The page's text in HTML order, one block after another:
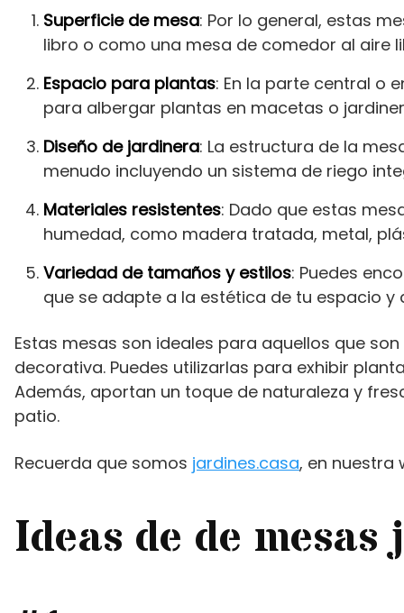
Superficie de mesa: Por lo general, estas
libro o como una mesa de comedor al aire
Espacio para plantas: En la parte central o
para albergar plantas en macetas o
Diseño de jardinera: La estructura de la
menudo incluyendo un sistema de riego
Materiales resistentes: Dado que estas
humedad, como madera tratada, metal,
Variedad de tamaños y estilos: Puedes
que se adapte a la estética de tu espacio y
Estas mesas son ideales para aquellos que
decorativa. Puedes utilizarlas para exhibir
Además, aportan un toque de naturaleza y
patio.
Recuerda que somos jardines.casa, en nuestra
Ideas de de